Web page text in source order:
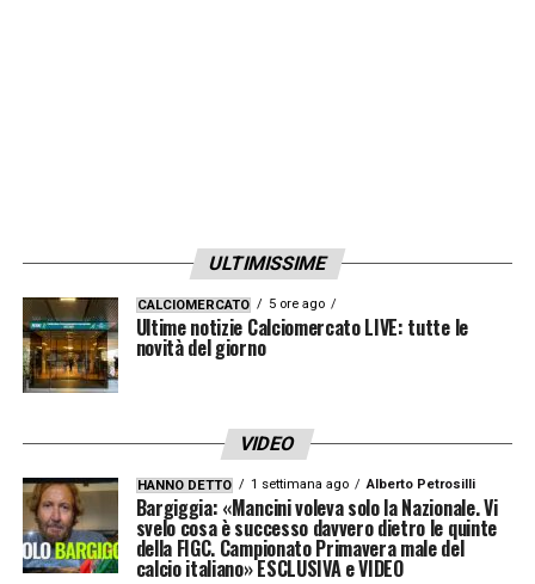
ULTIMISSIME
CALCIOMERCATO 5 ore ago
Ultime notizie Calciomercato LIVE: tutte le
novità del giorno
VIDEO
HANNO DETTO 1 settimana ago Alberto Petrosilli
Bargiggia: «Mancini voleva solo la Nazionale. Vi
svelo cosa è successo davvero dietro le quinte
della FIGC. Campionato Primavera male del
calcio italiano» ESCLUSIVA e VIDEO